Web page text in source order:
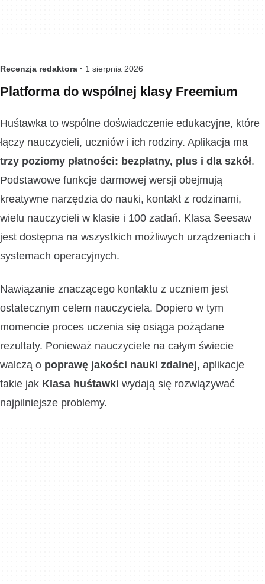
Recenzja redaktora · 1 sierpnia 2026
Platforma do wspólnej klasy Freemium
Huśtawka to wspólne doświadczenie edukacyjne, które
łączy nauczycieli, uczniów i ich rodziny. Aplikacja ma
trzy poziomy płatności: bezpłatny, plus i dla szkół.
Podstawowe funkcje darmowej wersji obejmują
kreatywne narzędzia do nauki, kontakt z rodzinami,
wielu nauczycieli w klasie i 100 zadań. Klasa Seesaw
jest dostępna na wszystkich możliwych urządzeniach i
systemach operacyjnych.
Nawiązanie znaczącego kontaktu z uczniem jest
ostatecznym celem nauczyciela. Dopiero w tym
momencie proces uczenia się osiąga pożądane
rezultaty. Ponieważ nauczyciele na całym świecie
walczą o poprawę jakości nauki zdalnej, aplikacje
takie jak Klasa huśtawki wydają się rozwiązywać
najpilniejsze problemy.